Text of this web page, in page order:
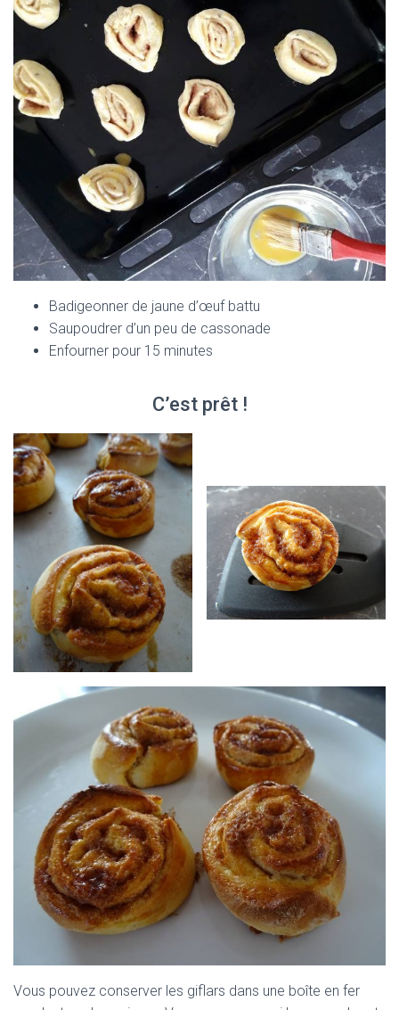
Badigeonner de jaune d’œuf battu
Saupoudrer d’un peu de cassonade
Enfourner pour 15 minutes
C’est prêt !
Vous pouvez conserver les giflars dans une boîte en fer